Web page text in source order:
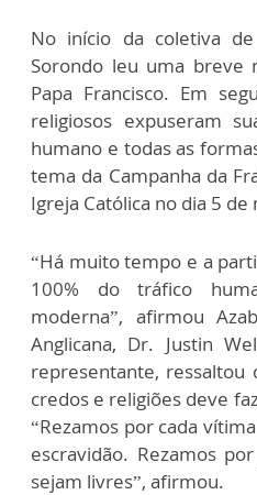
No início da coletiva
Sorondo leu uma breve
Papa Francisco. Em
religiosos expuseram
humano e todas as
tema da Campanha da
Igreja Católica no dia 5 de
“Há muito tempo e a
100% do tráfico
moderna”, afirmou
Anglicana, Dr. Justin
representante, ressaltou
credos e religiões deve
“Rezamos por cada
escravidão. Rezamos
sejam livres”, afirmou.